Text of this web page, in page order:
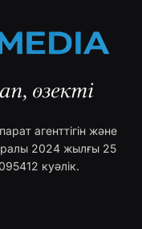
агенттігін және
2024 жылғы 25
куәлік.